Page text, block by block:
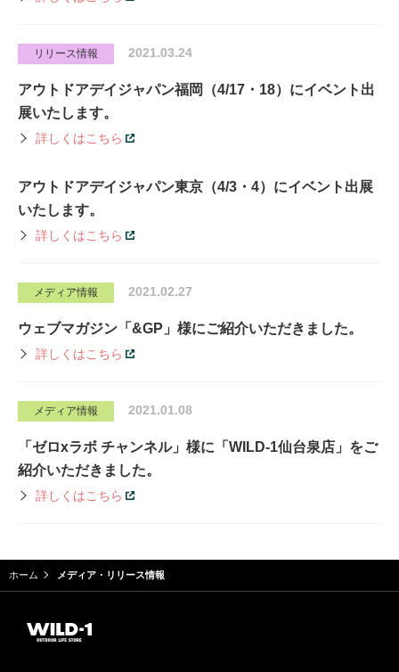
リリース情報 2021.03.24
アウトドアデイジャパン福岡（4/17・18）にイベント出
展いたします。
詳しくはこちら
アウトドアデイジャパン東京（4/3・4）にイベント出展
いたします。
詳しくはこちら
メディア情報 2021.02.27
ウェブマガジン「&GP」様にご紹介いただきました。
詳しくはこちら
メディア情報 2021.01.08
「ゼロxラボ チャンネル」様に「WILD-1仙台泉店」をご
紹介いただきました。
詳しくはこちら
ホーム メディア・リリース情報